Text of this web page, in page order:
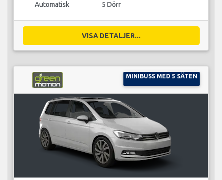
Automatisk 5 Dörr
VISA DETALJER...
MINIBUSS MED 5 SÄTEN